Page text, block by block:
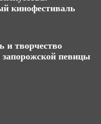
кинофестиваль
и творчество
певицы